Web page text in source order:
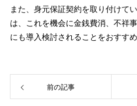
また、身元保証契約を取り付けて
は、これを機会に金銭費消、不祥
にも導入検討されることをおすすめ
前の記事